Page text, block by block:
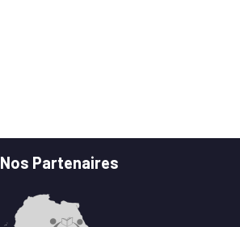
Nos Partenaires